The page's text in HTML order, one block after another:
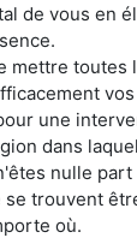
de vous en
mettre toutes
une
dans
nulle
trouvent
où.